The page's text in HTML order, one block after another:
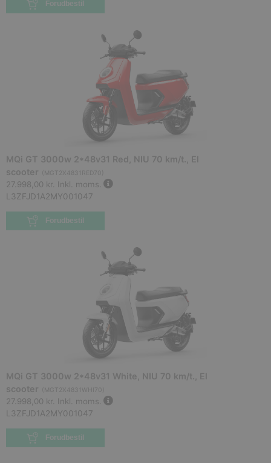
Forudbestil
MQi GT 3000w 2*48v31 Red, NIU 70 km/t., El
scooter
MGT2X4831RED70
27.998,00 kr. Inkl. moms.
L3ZFJD1A2MY001047
Forudbestil
MQi GT 3000w 2*48v31 White, NIU 70 km/t., El
scooter
MGT2X4831WHI70
27.998,00 kr. Inkl. moms.
L3ZFJD1A2MY001047
Forudbestil